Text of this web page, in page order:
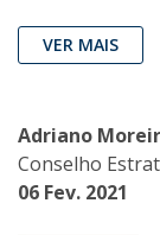
VER MAIS
Adriano
Conselho
06 Fev. 2021